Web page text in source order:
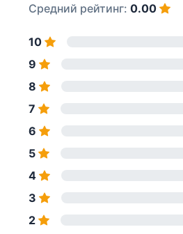
Средний рейтинг: 0.00
10
9
8
7
6
5
4
3
2